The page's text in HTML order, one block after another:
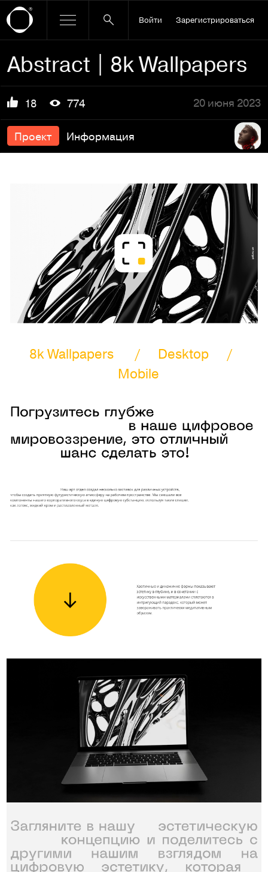
Войти Зарегистрироваться
Abstract | 8k Wallpapers
18 774 20 июня 2023
Проект Информация
8k Wallpapers / Desktop /
Mobile